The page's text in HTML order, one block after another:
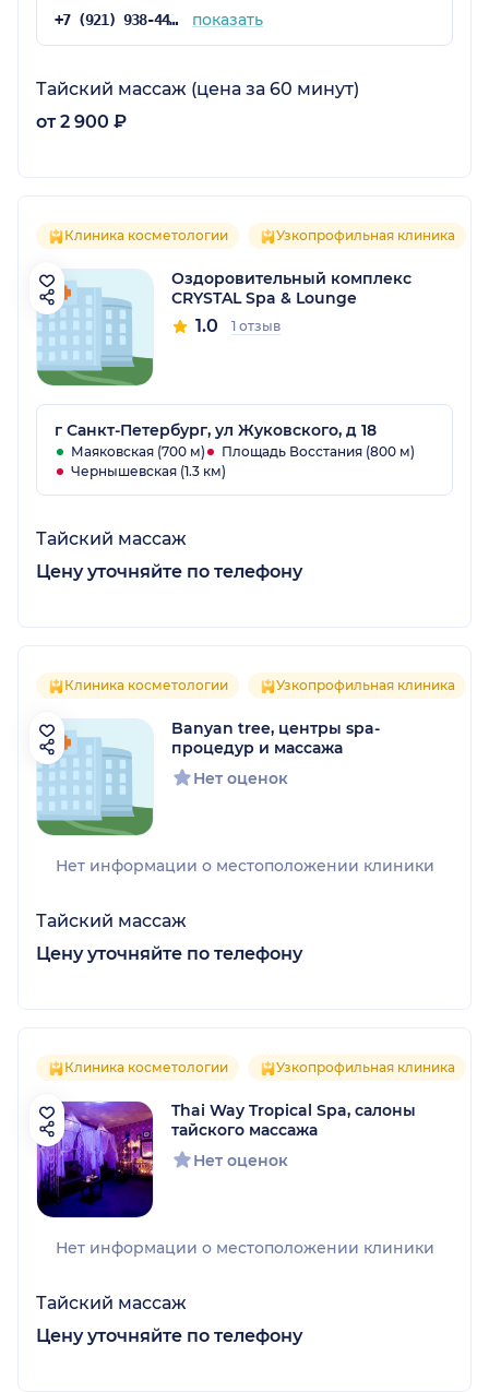
+7 (921) 938-44-90 показать
Тайский массаж (цена за 60 минут)
от 2 900 ₽
Клиника косметологии Узкопрофильная клиника
Оздоровительный комплекс
CRYSTAL Spa & Lounge
1.0 1 отзыв
г Санкт-Петербург, ул Жуковского, д 18
Маяковская (700 м)
Площадь Восстания (800 м)
Чернышевская (1.3 км)
Тайский массаж
Цену уточняйте по телефону
Клиника косметологии Узкопрофильная клиника
Banyan tree, центры spa-
процедур и массажа
Нет оценок
Нет информации о местоположении клиники
Тайский массаж
Цену уточняйте по телефону
Клиника косметологии Узкопрофильная клиника
Thai Way Tropical Spa, салоны
тайского массажа
Нет оценок
Нет информации о местоположении клиники
Тайский массаж
Цену уточняйте по телефону